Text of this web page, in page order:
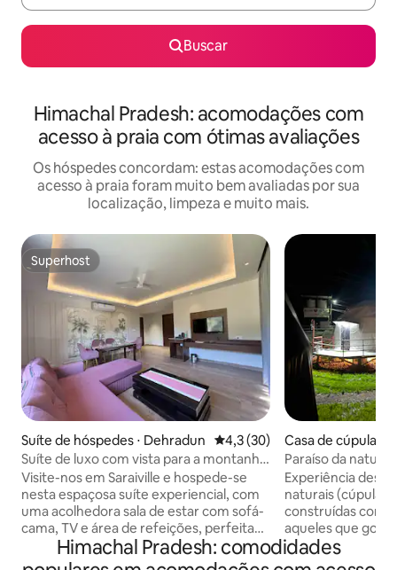
Buscar
Himachal Pradesh: acomodações com
acesso à praia com ótimas avaliações
Os hóspedes concordam: estas acomodações com
acesso à praia foram muito bem avaliadas por sua
localização, limpeza e muito mais.
Superhost
Superhost
Suíte de hóspedes ⋅ Dehradun 4,3 de uma avaliação média
4,3 (30)
Suíte de luxo com vista para a montanha
em Saraiville (novo quarto)
Visite-nos em Saraiville e hospede-se
nesta espaçosa suíte experiencial, com
uma acolhedora sala de estar com sofá-
cama, TV e área de refeições, perfeita
para famílias e casais. Saia para sua
varanda privativa e desfrute de vistas
Casa de cúpula ⋅
Paraíso da
Experiência
naturais (cúpulas
construídas com
aqueles que
natureza e não
luxo ! Um lugar para celebrar a vida,
Himachal Pradesh: comodidades